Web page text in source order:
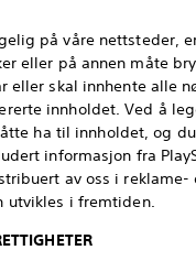
på våre nettsteder,
eller på annen måte
skal innhente alle
innholdet. Ved å
ha til innholdet, og
informasjon fra
av oss i
utvikles i fremtiden.